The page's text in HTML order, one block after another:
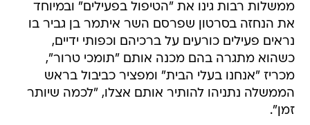
ממשלות רבות גינו את "הטיפול בפעילים" ובמיוחד
את הנחזה בסרטון שפרסם השר איתמר בן גביר בו
נראים פעילים כורעים על ברכיהם וכפותי ידיים,
כשהוא מתגרה בהם מכנה אותם "תומכי טרור",
מכריז "אנחנו בעלי הבית" ומפציר כביבול בראש
הממשלה נתניהו להותיר אותם אצלו, "לכמה שיותר
זמן".